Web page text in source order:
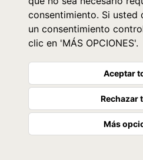
consentimiento. Si usted
un consentimiento
clic en 'MÁS OPCIONES'.
Aceptar
Rechazar
Más